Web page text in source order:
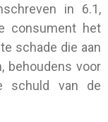
in 6.1,
consument het
schade die aan
behoudens voor
schuld van de